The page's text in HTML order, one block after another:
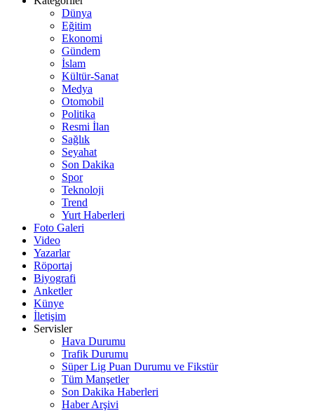
Dünya
Eğitim
Ekonomi
Gündem
İslam
Kültür-Sanat
Medya
Otomobil
Politika
Resmi İlan
Sağlık
Seyahat
Son Dakika
Spor
Teknoloji
Trend
Yurt Haberleri
Foto Galeri
Video
Yazarlar
Röportaj
Biyografi
Anketler
Künye
İletişim
Servisler
Hava Durumu
Trafik Durumu
Süper Lig Puan Durumu ve Fikstür
Tüm Manşetler
Son Dakika Haberleri
Haber Arşivi